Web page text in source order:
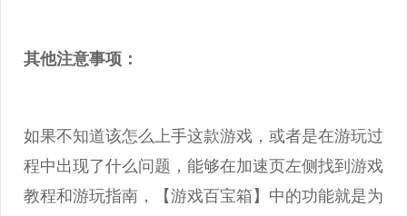
其他注意事项：
如果不知道该怎么上手这款游戏，或者是在游玩过
程中出现了什么问题，能够在加速页左侧找到游戏
教程和游玩指南，【游戏百宝箱】中的功能就是为